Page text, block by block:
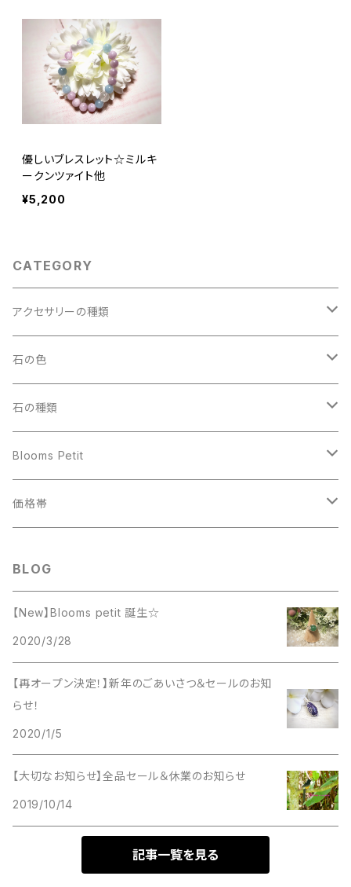
優しいブレスレット☆ミルキ
ークンツァイト他
¥5,200
CATEGORY
アクセサリーの種類
ペンダントトップ
アクアマリン
アマゾナイト
チャロアイト
ブレスレット
14cm
15cm
19cm
ワイヤーリング
アクアマリン
インカローズ
エンジェライト
オレンジムーンストーン
クォーツ
グリーンアベンチュリン
ストラップ・チャーム
エンジェライト
オレンジムーンストーン
クンツァイト
ブラックムーンストーン
ミルキークンツァイト
石の色
ブラック
ブルー
レッド
グリーン
クリア
石の種類
あ行
アクアマリン
アパタイト
イエローカルサイト
アンバー
オニキス
インカローズ
か行
カーネリアン
カラージェード
カルサイト
グレーオニキス
クォーツ
サファイアブルーアンバー
ジェード
スモーキーシトリン（ブランデークォーツ）
スモーキークォーツ
タイガーアイ
ターコイズ（練りターコイズ）
チャロアイト
トルマリン
トルマリンクォーツ
な行
翡翠
ブラックトルマリン
ブルーグリーンフローライト
ブルームーンストーン
ま行
Blooms Petit
ワイヤーリング
アベンチュリン
インカローズ
エンジェライト
オレンジムーンストーン
ガーネット
クンツァイト
ミルキークンツァイト
ブラックムーンストーン
ムーンストーン
価格帯
3000円～3999円
5000円～5999円
7000円～7999円
BLOG
【New】Blooms petit 誕生☆
2020/3/28
【再オープン決定！】新年のごあいさつ＆セールのお知
らせ！
2020/1/5
【大切なお知らせ】全品セール＆休業のお知らせ
2019/10/14
記事一覧を見る